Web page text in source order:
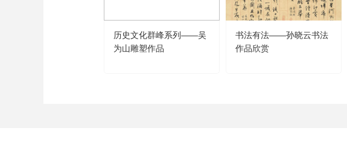
历史文化群峰系列——吴
为山雕塑作品
书法有法——孙晓云书法
作品欣赏